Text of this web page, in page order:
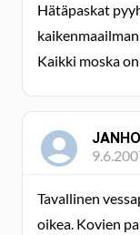
Hätäpaskat
Kaikki moska
Tavallinen
oikea. Kovien